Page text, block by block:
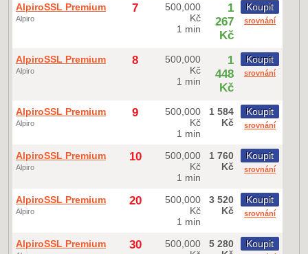
AlpiroSSL Premium
Alpiro
7
500,000
Kč
1 min
1
267
Kč
Koupit
srovnání
AlpiroSSL Premium
Alpiro
8
500,000
Kč
1 min
1
448
Kč
Koupit
srovnání
AlpiroSSL Premium
Alpiro
9
500,000
Kč
1 min
1 584
Kč
Koupit
srovnání
AlpiroSSL Premium
Alpiro
10
500,000
Kč
1 min
1 760
Kč
Koupit
srovnání
AlpiroSSL Premium
Alpiro
20
500,000
Kč
1 min
3 520
Kč
Koupit
srovnání
AlpiroSSL Premium 30
500,000
5 280
Koupit